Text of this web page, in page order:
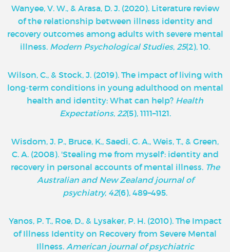
Wanyee, V. W., & Arasa, D. J. (2020). Literature review
of the relationship between illness identity and
recovery outcomes among adults with severe mental
illness. Modern Psychological Studies, 25(2), 10.
Wilson, C., & Stock, J. (2019). The impact of living with
long‐term conditions in young adulthood on mental
health and identity: What can help? Health
Expectations, 22(5), 1111–1121.
Wisdom, J. P., Bruce, K., Saedi, G. A., Weis, T., & Green,
C. A. (2008). 'Stealing me from myself': identity and
recovery in personal accounts of mental illness. The
Australian and New Zealand journal of
psychiatry, 42(6), 489–495.
Yanos, P. T., Roe, D., & Lysaker, P. H. (2010). The Impact
of Illness Identity on Recovery from Severe Mental
Illness. American journal of psychiatric